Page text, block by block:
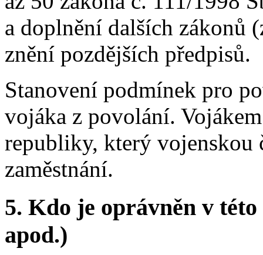
a doplnění dalších zákonů
znění pozdějších předpisů.
Stanovení podmínek pro
vojáka z povolání.
republiky, který vojenskou
zaměstnání.
5. Kdo je oprávněn v
apod.)